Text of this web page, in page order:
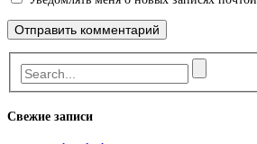
Свежие записи